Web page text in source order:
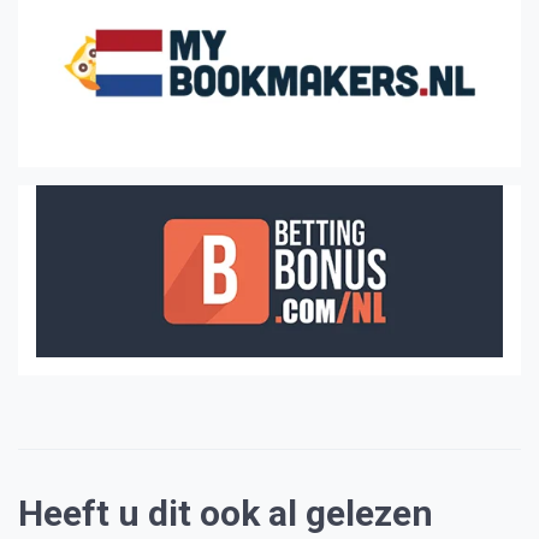
Heeft u dit ook al gelezen